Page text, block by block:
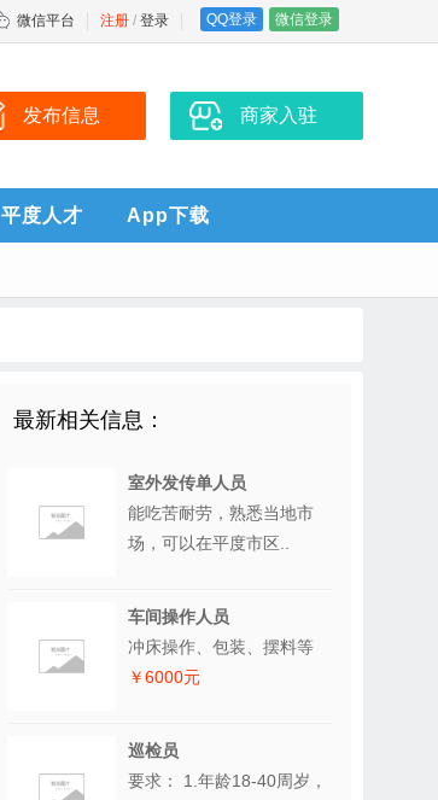
注册 / 登录 QQ登录 微信登录
微信平台
发布信息 商家入驻
平度人才 App下载
最新相关信息：
室外发传单人员
能吃苦耐劳，熟悉当地市
场，可以在平度市区..
车间操作人员
冲床操作、包装、摆料等
￥6000元
巡检员
要求： 1.年龄18-40周岁，